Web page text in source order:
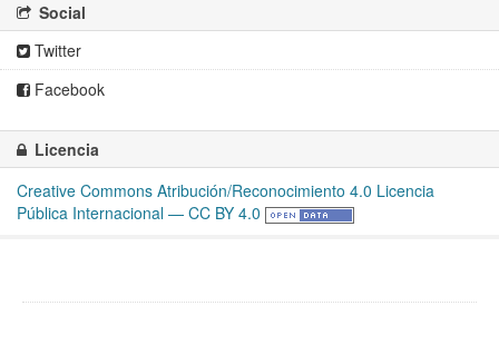
Social
Twitter
Facebook
Licencia
Creative Commons Atribución/Reconocimiento 4.0 Licencia
Pública Internacional — CC BY 4.0